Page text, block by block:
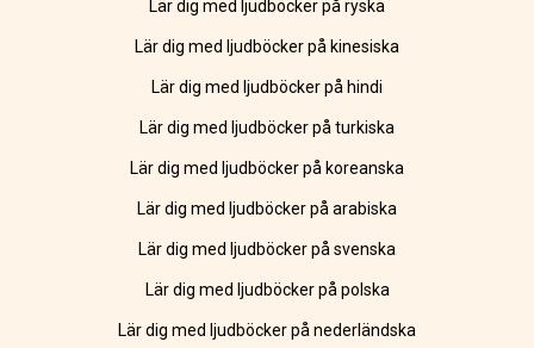
Lär dig med ljudböcker på ryska
Lär dig med ljudböcker på kinesiska
Lär dig med ljudböcker på hindi
Lär dig med ljudböcker på turkiska
Lär dig med ljudböcker på koreanska
Lär dig med ljudböcker på arabiska
Lär dig med ljudböcker på svenska
Lär dig med ljudböcker på polska
Lär dig med ljudböcker på nederländska